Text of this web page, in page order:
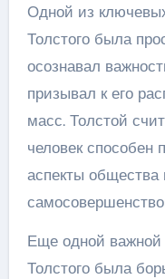
Одной из
Толстого была
осознавал
призывал к его
масс. Толстой
человек способен
аспекты
Еще одной важной
Толстого была